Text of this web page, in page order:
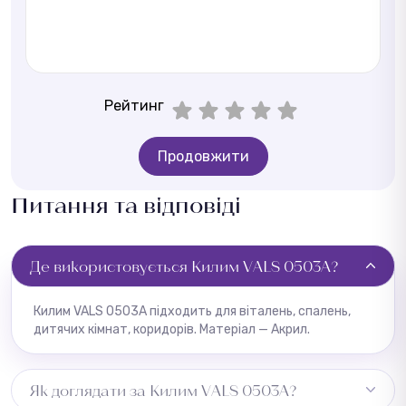
Рейтинг
Продовжити
Питання та відповіді
Де використовується Килим VALS 0503A?
Килим VALS 0503A підходить для віталень, спалень,
дитячих кімнат, коридорів. Матеріал — Акрил.
Як доглядати за Килим VALS 0503A?